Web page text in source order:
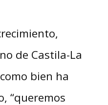
de Castila-La
bien ha
“queremos